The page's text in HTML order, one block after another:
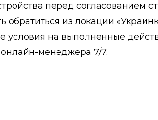
перед согласованием
обратиться из локации
условия на выполненные
менеджера 7/7.